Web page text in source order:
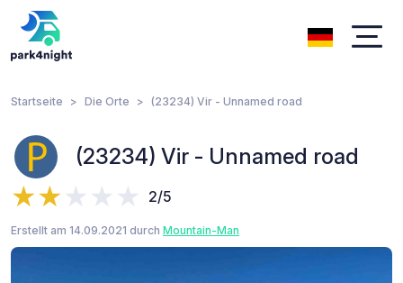
Startseite Die Orte (23234) Vir - Unnamed road
(23234) Vir - Unnamed road
2/5
Erstellt am 14.09.2021 durch Mountain-Man